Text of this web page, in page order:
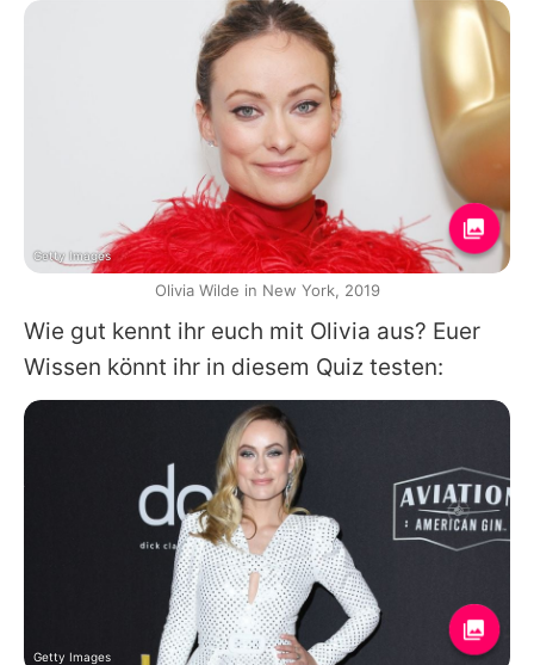
Wie gut kennt ihr euch mit Olivia aus? Euer
Wissen könnt ihr in diesem Quiz testen:
Getty Images
Olivia Wilde in New York, 2019
Getty Images